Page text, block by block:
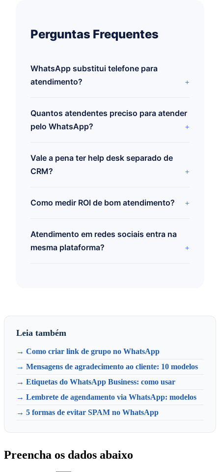
Perguntas Frequentes
WhatsApp substitui telefone para
atendimento?
Quantos atendentes preciso para atender
pelo WhatsApp?
Vale a pena ter help desk separado de
CRM?
Como medir ROI de bom atendimento?
Atendimento em redes sociais entra na
mesma plataforma?
Leia também
→ Como criar link de grupo no WhatsApp
→ Mensagens de agradecimento ao cliente: 10 modelos
→ Etiquetas do WhatsApp Business: como usar
→ Lembrete de agendamento via WhatsApp: modelos
→ 5 formas de evitar SPAM no WhatsApp
Preencha os dados abaixo